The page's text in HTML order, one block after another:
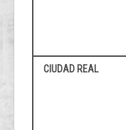
CIUDAD REAL